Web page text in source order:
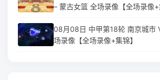
– 蒙古女篮 全场录像【全场录像+
08月08日 中甲第18轮 南京城市
场录像【全场录像+集锦】